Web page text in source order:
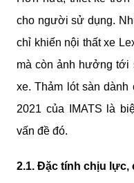
cho người sử dụng.
chỉ khiến nội thất xe
mà còn ảnh hưởng tới
xe. Thảm lót sàn dành
2021 của IMATS là
vấn đề đó.
2.1. Đặc tính chịu lực,